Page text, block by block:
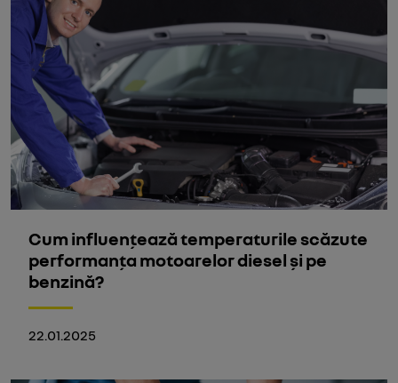
Cum influențează temperaturile scăzute
performanța motoarelor diesel și pe
benzină?
22.01.2025